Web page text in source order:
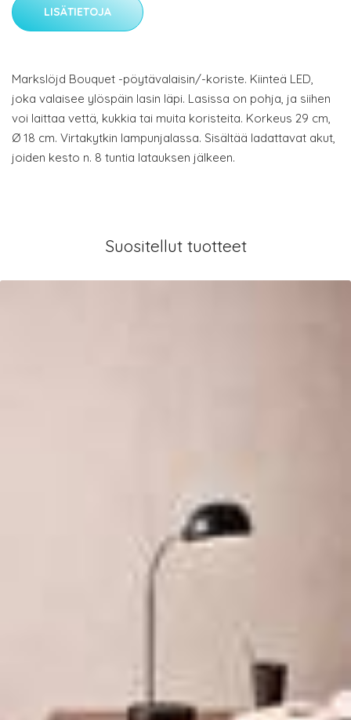
LISÄTIETOJA
Markslöjd Bouquet -pöytävalaisin/-koriste. Kiinteä LED,
joka valaisee ylöspäin lasin läpi. Lasissa on pohja, ja siihen
voi laittaa vettä, kukkia tai muita koristeita. Korkeus 29 cm,
Ø 18 cm. Virtakytkin lampunjalassa. Sisältää ladattavat akut,
joiden kesto n. 8 tuntia latauksen jälkeen.
Suositellut tuotteet